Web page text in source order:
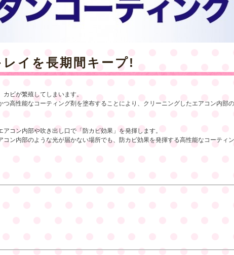
イを長期間キープ!
ビが繁殖してしまいます。
高性能なコーティング剤を塗布することにより、クリーニングしたエアコン内部の
コン内部や吹き出し口で「防カビ効果」を発揮します。
ン内部のような光が届かない場所でも、防カビ効果を発揮する高性能なコーティ